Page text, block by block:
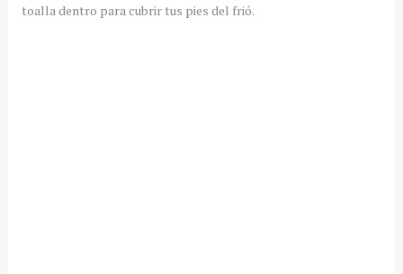
toalla dentro para cubrir tus pies del frió.